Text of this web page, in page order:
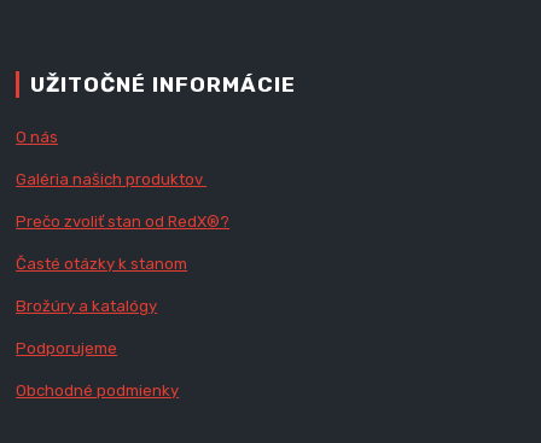
UŽITOČNÉ INFORMÁCIE
O nás
Galéria našich produktov
Prečo zvoliť stan od RedX®?
Časté otázky k stanom
Brožúry a katalógy
Podporujeme
Obchodné podmienky